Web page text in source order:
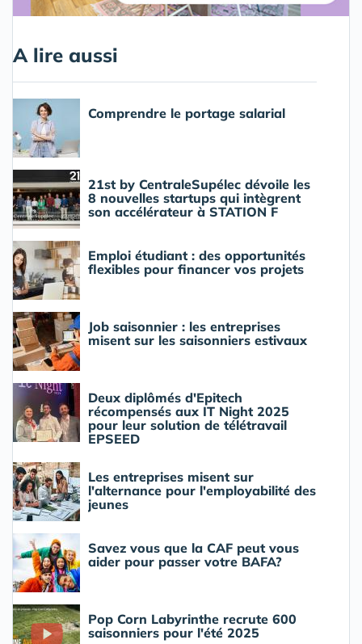
A lire aussi
Comprendre le portage salarial
21st by CentraleSupélec dévoile les
8 nouvelles startups qui intègrent
son accélérateur à STATION F
Emploi étudiant : des opportunités
flexibles pour financer vos projets
Job saisonnier : les entreprises
misent sur les saisonniers estivaux
Deux diplômés d'Epitech
récompensés aux IT Night 2025
pour leur solution de télétravail
EPSEED
Les entreprises misent sur
l'alternance pour l'employabilité des
jeunes
Savez vous que la CAF peut vous
aider pour passer votre BAFA?
Pop Corn Labyrinthe recrute 600
saisonniers pour l'été 2025